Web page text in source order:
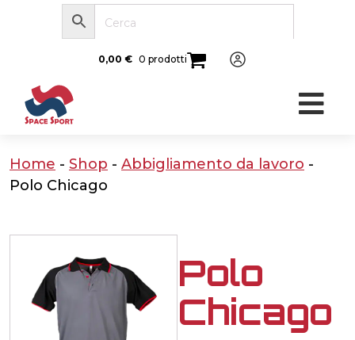
0,00 € 0 prodotti
Home - Shop - Abbigliamento da lavoro -
Polo Chicago
Polo
Chicago